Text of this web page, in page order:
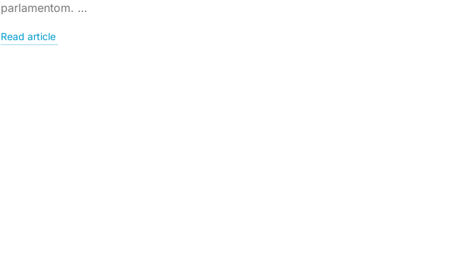
parlamentom. …
Read article